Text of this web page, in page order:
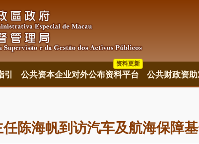
公共资本企业对外公布资料平台
资料更新
公共财政资
陈海帆到访汽车及航海保障